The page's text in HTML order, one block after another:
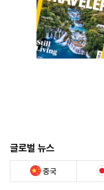
글로벌 뉴스
중국